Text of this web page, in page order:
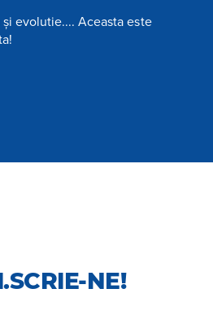
evolutie.... Aceasta este
NE!